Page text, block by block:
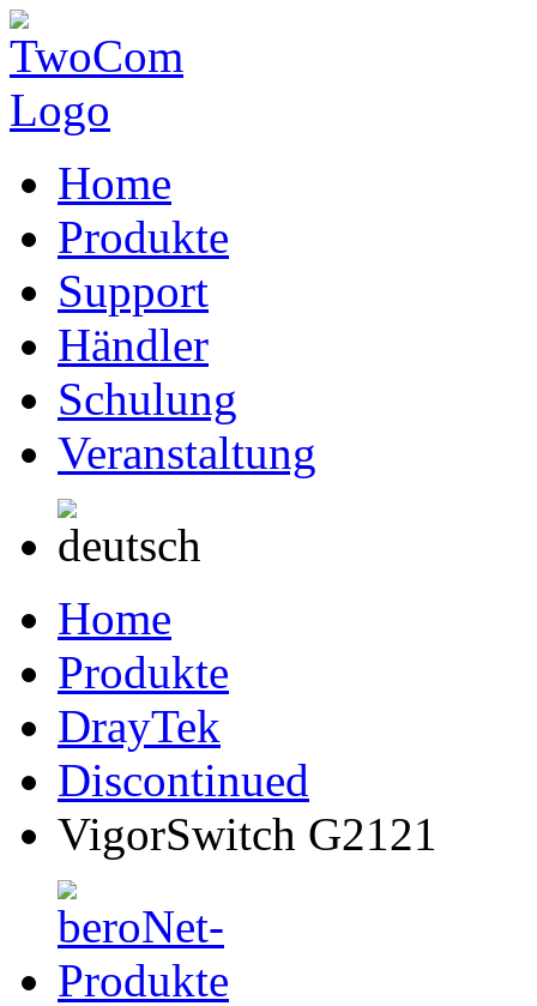
Home
Produkte
Support
Händler
Schulung
Veranstaltung
Home
Produkte
DrayTek
Discontinued
VigorSwitch G2121